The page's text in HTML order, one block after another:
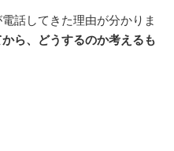
話してきた理由が分かりま
ら、どうするのか考えるも